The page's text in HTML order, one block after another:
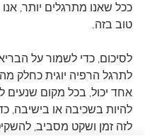
ככל שאנו מתרגלים יותר,
טוב בזה.
לסיכום, כדי לשמור על
לתרגל הרפיה יוגית כחלק
אחד יכול, בכל מקום שנעים
להיות בשכיבה או בישיבה,
לזה זמן ושקט מסביב,